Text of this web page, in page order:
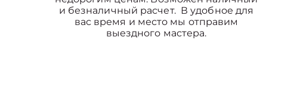
и безналичный расчет. В удобное для
вас время и место мы отправим
выездного мастера.